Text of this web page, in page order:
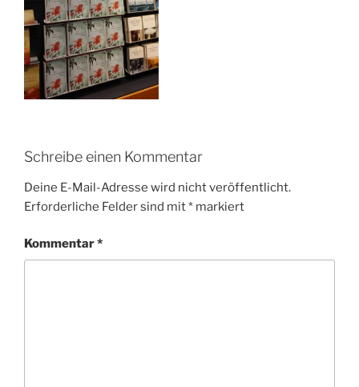
Schreibe einen Kommentar
Deine E-Mail-Adresse wird nicht veröffentlicht.
Erforderliche Felder sind mit* markiert
Kommentar*